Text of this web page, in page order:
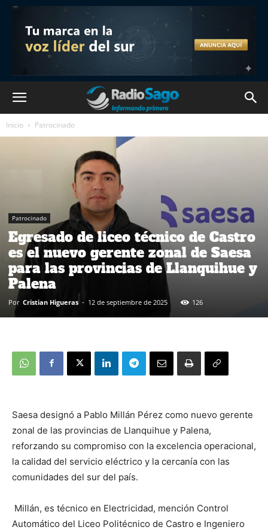
Inicio Patrocinado
Patrocinado
Egresado de liceo técnico de Castro
es el nuevo gerente zonal de Saesa
para las provincias de Llanquihue y
Palena
Por Cristian Higueras - 12 de septiembre de 2025 126
Saesa designó a Pablo Millán Pérez como nuevo gerente
zonal de las provincias de Llanquihue y Palena,
reforzando su compromiso con la excelencia operacional,
la calidad del servicio eléctrico y la cercanía con las
comunidades del sur del país.
Millán, es técnico en Electricidad, mención Control
Automático del Liceo Politécnico de Castro e Ingeniero